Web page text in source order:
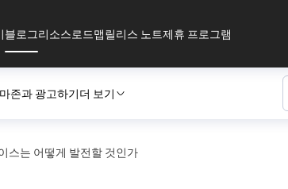
블로그리소스로드맵릴리스 노트제휴 프로그램
존과 광고하기더 보기
스는 어떻게 발전할 것인가